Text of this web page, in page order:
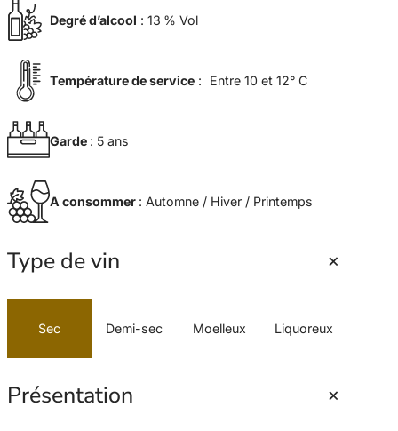
Degré d’alcool : 13 % Vol
Température de service : Entre 10 et 12° C
Garde : 5 ans
A consommer : Automne / Hiver / Printemps
Type de vin +
Sec Demi-sec Moelleux Liquoreux
Présentation +